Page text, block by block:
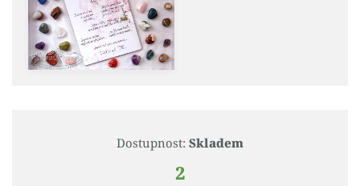
Dostupnost: Skladem
2